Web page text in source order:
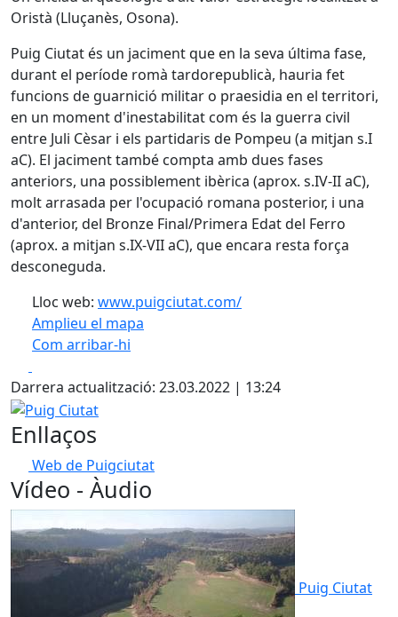
Oristà (Lluçanès, Osona).
Puig Ciutat és un jaciment que en la seva última fase,
durant el període romà tardorepublicà, hauria fet
funcions de guarnició militar o praesidia en el territori,
en un moment d'inestabilitat com és la guerra civil
entre Juli Cèsar i els partidaris de Pompeu (a mitjan s.I
aC). El jaciment també compta amb dues fases
anteriors, una possiblement ibèrica (aprox. s.IV-II aC),
molt arrasada per l'ocupació romana posterior, i una
d'anterior, del Bronze Final/Primera Edat del Ferro
(aprox. a mitjan s.IX-VII aC), que encara resta força
desconeguda.
Lloc web: www.puigciutat.com/
Amplieu el mapa
Com arribar-hi
+
−
Darrera actualització: 23.03.2022 | 13:24
Puig Ciutat
Enllaços
Web de Puigciutat
Vídeo - Àudio
Puig Ciutat